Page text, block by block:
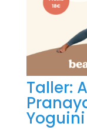
Taller:
Yoguini